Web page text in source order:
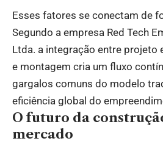
Esses fatores se conectam de
Segundo a empresa Red Tech
Ltda. a integração entre projeto
e montagem cria um fluxo
gargalos comuns do modelo
eficiência global do
O futuro da
mercado